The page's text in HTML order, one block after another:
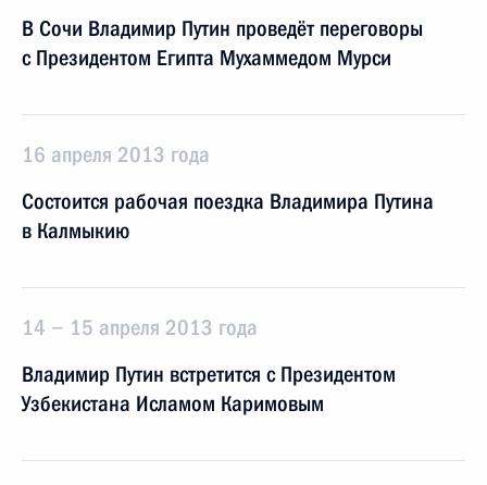
В Сочи Владимир Путин проведёт переговоры
с Президентом Египта Мухаммедом Мурси
16 апреля 2013 года
Состоится рабочая поездка Владимира Путина
в Калмыкию
14 − 15 апреля 2013 года
Владимир Путин встретится с Президентом
Узбекистана Исламом Каримовым